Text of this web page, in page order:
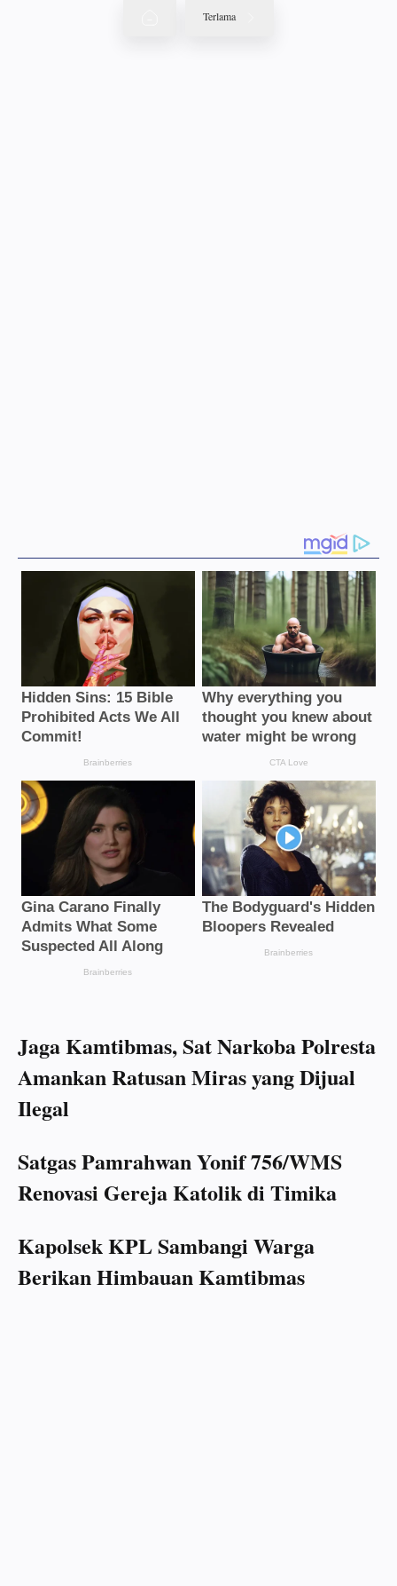
Terlama
Jaga Kamtibmas, Sat Narkoba Polresta
Amankan Ratusan Miras yang Dijual
Ilegal
Satgas Pamrahwan Yonif 756/WMS
Renovasi Gereja Katolik di Timika
Kapolsek KPL Sambangi Warga
Berikan Himbauan Kamtibmas